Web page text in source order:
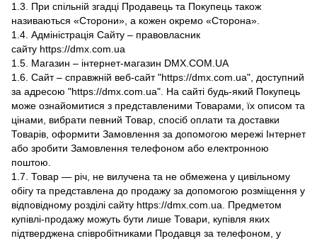
1.3. При спільній згадці Продавець та Покупець також
називаються «Сторони», а кожен окремо «Сторона».
1.4. Адміністрація Сайту – правовласник
сайту https://dmx.com.ua
1.5. Магазин – інтернет-магазин DMX.COM.UA
1.6. Сайт – справжній веб-сайт "https://dmx.com.ua", доступний
за адресою "https://dmx.com.ua". На сайті будь-який Покупець
може ознайомитися з представленими Товарами, їх описом та
цінами, вибрати певний Товар, спосіб оплати та доставки
Товарів, оформити Замовлення за допомогою мережі Інтернет
або зробити Замовлення телефоном або електронною
поштою.
1.7. Товар — річ, не вилучена та не обмежена у цивільному
обігу та представлена ​​до продажу за допомогою розміщення у
відповідному розділі сайту https://dmx.com.ua. Предметом
купівлі-продажу можуть бути лише Товари, купівля яких
підтверджена співробітниками Продавця за телефоном, у